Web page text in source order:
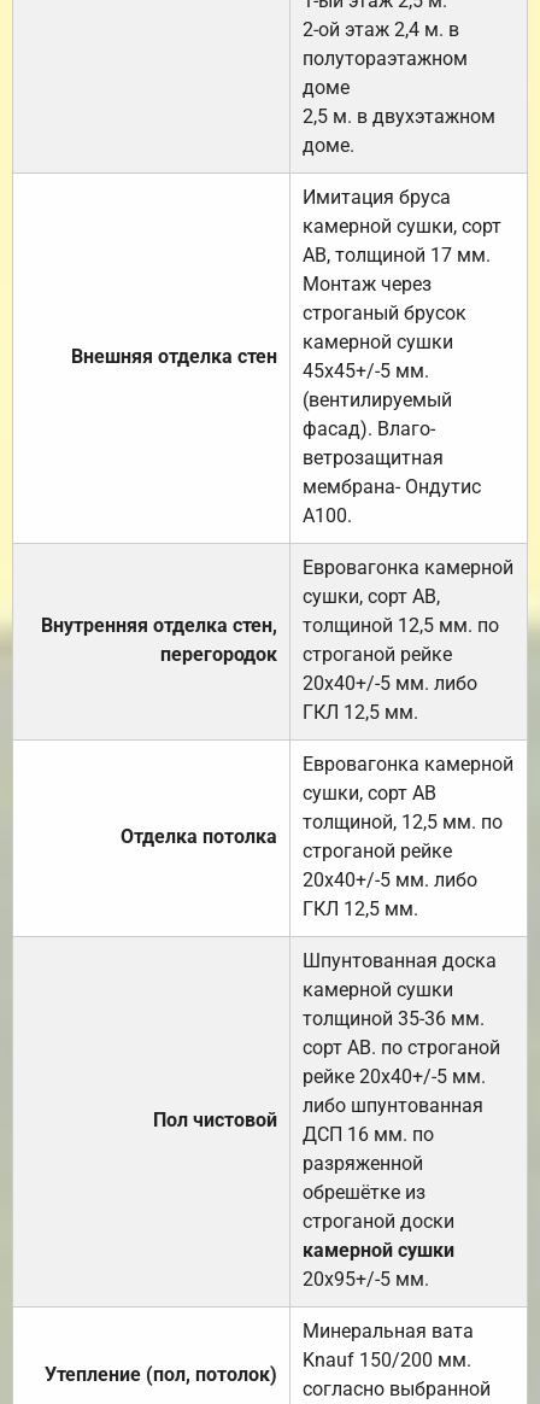
2-ой этаж 2,4 м. в
полутораэтажном
доме
2,5 м. в двухэтажном
доме.
Внешняя отделка стен
Имитация бруса
камерной сушки, сорт
АВ, толщиной 17 мм.
Монтаж через
строганый брусок
камерной сушки
45х45+/-5 мм.
(вентилируемый
фасад). Влаго-
ветрозащитная
мембрана- Ондутис
А100.
Внутренняя отделка стен,
перегородок
Евровагонка камерной
сушки, сорт АВ,
толщиной 12,5 мм. по
строганой рейке
20х40+/-5 мм. либо
ГКЛ 12,5 мм.
Отделка потолка
Евровагонка камерной
сушки, сорт АВ
толщиной, 12,5 мм. по
строганой рейке
20х40+/-5 мм. либо
ГКЛ 12,5 мм.
Пол чистовой
Шпунтованная доска
камерной сушки
толщиной 35-36 мм.
сорт АВ. по строганой
рейке 20х40+/-5 мм.
либо шпунтованная
ДСП 16 мм. по
разряженной
обрешётке из
строганой доски
камерной сушки
20х95+/-5 мм.
Утепление (пол, потолок)
Минеральная вата
Knauf 150/200 мм.
согласно выбранной